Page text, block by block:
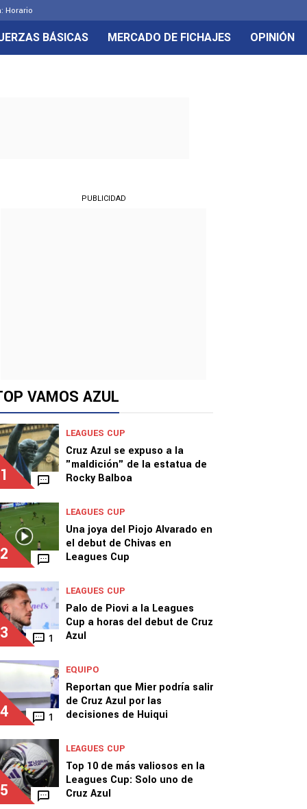
Horario
BÁSICAS MERCADO DE FICHAJES OPINIÓN
PUBLICIDAD
VAMOS AZUL
1
LEAGUES CUP
Cruz Azul se expuso a la
"maldición" de la estatua de
Rocky Balboa
2
LEAGUES CUP
Una joya del Piojo Alvarado en
el debut de Chivas en
Leagues Cup
3 1
LEAGUES CUP
Palo de Piovi a la Leagues
Cup a horas del debut de Cruz
Azul
4 1
EQUIPO
Reportan que Mier podría salir
de Cruz Azul por las
decisiones de Huiqui
5
LEAGUES CUP
Top 10 de más valiosos en la
Leagues Cup: Solo uno de
Cruz Azul